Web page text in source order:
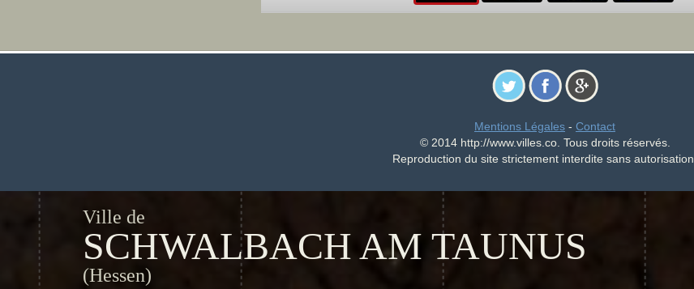
Mentions Légales - Contact
© 2014 http://www.villes.co. Tous droits réservés.
Reproduction du site strictement interdite sans autorisation.
Ville de
SCHWALBACH AM TAUNUS
(Hessen)